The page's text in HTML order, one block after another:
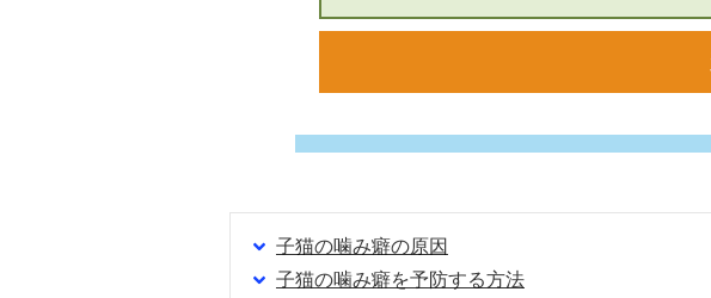
子猫の噛み癖の原因
子猫の噛み癖を予防する方法